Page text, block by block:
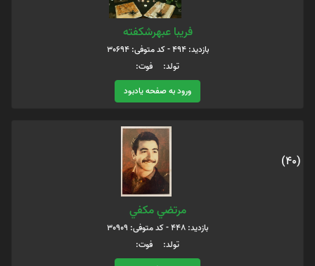
فریبا عبهرشکفته
بازدید: 494 - کد متوفی: 30694
تولد: فوت:
ورود به صفحه یادبود
(40)
مرتضي مكفي
بازدید: 448 - کد متوفی: 30909
تولد: فوت: